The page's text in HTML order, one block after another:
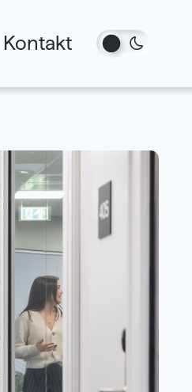
Kontakt